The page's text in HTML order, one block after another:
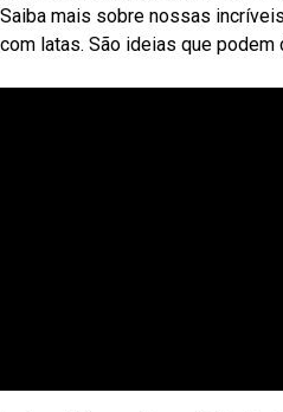
mais sobre nossas
latas. São ideias que podem